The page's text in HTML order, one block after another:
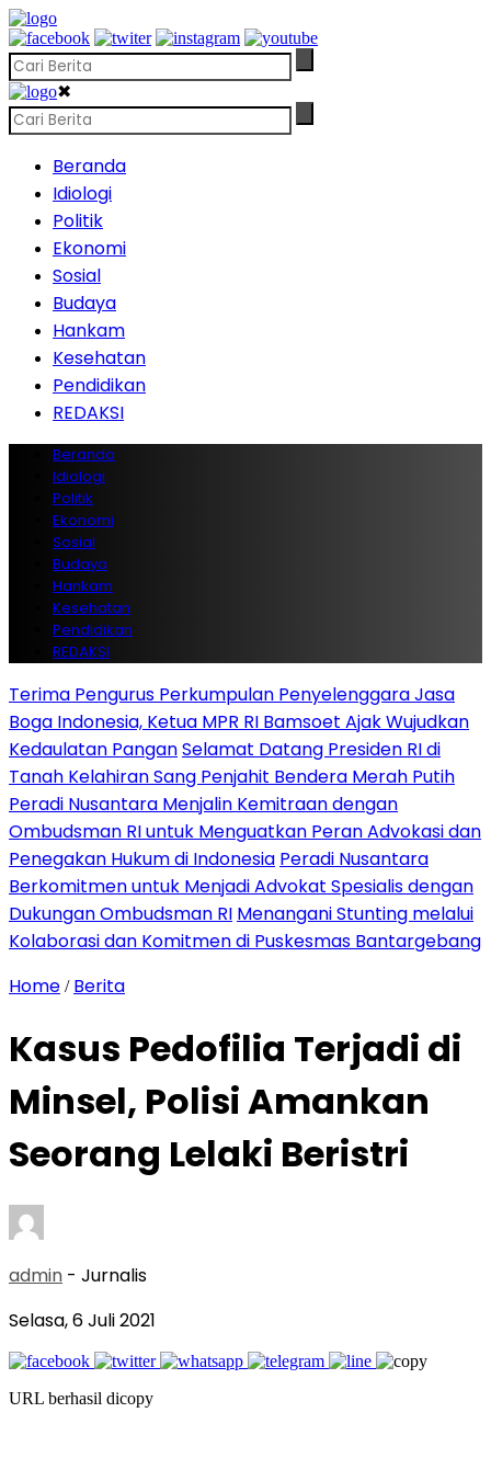
✖
Beranda
Idiologi
Politik
Ekonomi
Sosial
Budaya
Hankam
Kesehatan
Pendidikan
REDAKSI
Beranda
Idiologi
Politik
Ekonomi
Sosial
Budaya
Hankam
Kesehatan
Pendidikan
REDAKSI
Terima Pengurus Perkumpulan Penyelenggara Jasa
Boga Indonesia, Ketua MPR RI Bamsoet Ajak Wujudkan
Kedaulatan PanganSelamat Datang Presiden RI di
Tanah Kelahiran Sang Penjahit Bendera Merah Putih
Peradi Nusantara Menjalin Kemitraan dengan
Ombudsman RI untuk Menguatkan Peran Advokasi dan
Penegakan Hukum di Indonesia Peradi Nusantara
Berkomitmen untuk Menjadi Advokat Spesialis dengan
Dukungan Ombudsman RI Menangani Stunting melalui
Kolaborasi dan Komitmen di Puskesmas Bantargebang
Home / Berita
Kasus Pedofilia Terjadi di
Minsel, Polisi Amankan
Seorang Lelaki Beristri
admin - Jurnalis
Selasa, 6 Juli 2021
URL berhasil dicopy